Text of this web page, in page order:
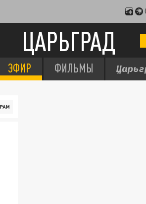
ЦАРЬГРАД
ЭФИР ФИЛЬМЫ